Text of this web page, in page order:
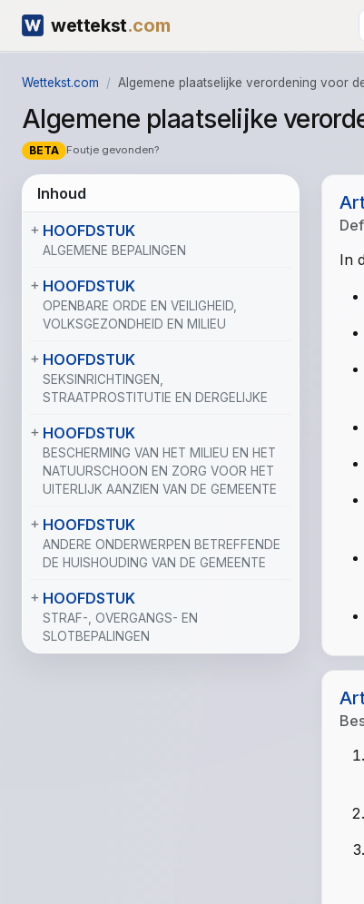
wettekst.com
Wettekst.com Algemene plaatselijke verordening voor
Algemene plaatselijke
BETA Foutje gevonden?
Inhoud
HOOFDSTUK
ALGEMENE BEPALINGEN
HOOFDSTUK
OPENBARE ORDE EN VEILIGHEID,
VOLKSGEZONDHEID EN MILIEU
HOOFDSTUK
SEKSINRICHTINGEN,
STRAATPROSTITUTIE EN DERGELIJKE
HOOFDSTUK
BESCHERMING VAN HET MILIEU EN HET
NATUURSCHOON EN ZORG VOOR HET
UITERLIJK AANZIEN VAN DE GEMEENTE
HOOFDSTUK
ANDERE ONDERWERPEN BETREFFENDE
DE HUISHOUDING VAN DE GEMEENTE
HOOFDSTUK
STRAF-, OVERGANGS- EN
SLOTBEPALINGEN
In